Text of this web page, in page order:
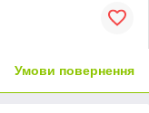
Умови повернення